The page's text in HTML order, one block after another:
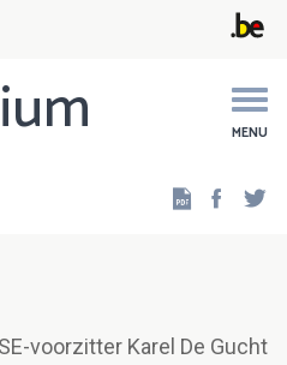
MENU
voorzitter Karel De Gucht